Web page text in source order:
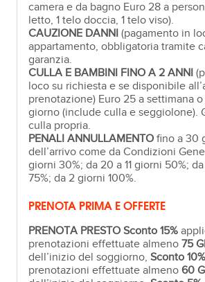
camera e da bagno Euro 28 a
letto, 1 telo doccia, 1 telo viso).
CAUZIONE DANNI (pagamento in
appartamento, obbligatoria tramite
garanzia.
CULLA E BAMBINI FINO A 2 ANNI
loco su richiesta e se disponibile
prenotazione) Euro 25 a settimana o
giorno (include culla e seggiolone).
culla propria.
PENALI ANNULLAMENTO fino a 30
dell’arrivo come da Condizioni
giorni 30%; da 20 a 11 giorni 50%;
75%; da 2 giorni 100%.
PRENOTA PRIMA E OFFERTE
PRENOTA PRESTO Sconto 15%
prenotazioni effettuate almeno75
dell’inizio del soggiorno,Sconto 10%
prenotazioni effettuate almeno60